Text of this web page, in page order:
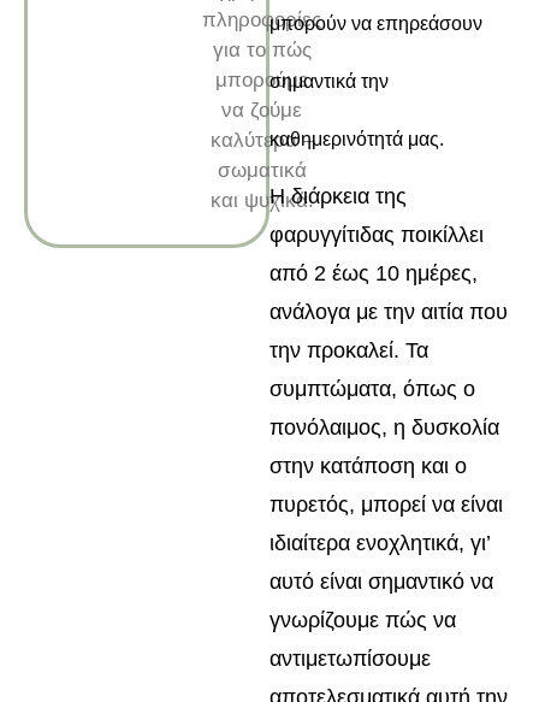
πληροφορίες
για το πώς
μπορούμε
να ζούμε
καλύτερα –
σωματικά
και ψυχικά.
μπορούν να επηρεάσουν
σημαντικά την
καθημερινότητά μας.
Η διάρκεια της
φαρυγγίτιδας ποικίλλει
από 2 έως 10 ημέρες,
ανάλογα με την αιτία που
την προκαλεί. Τα
συμπτώματα, όπως ο
πονόλαιμος, η δυσκολία
στην κατάποση και ο
πυρετός, μπορεί να είναι
ιδιαίτερα ενοχλητικά, γι’
αυτό είναι σημαντικό να
γνωρίζουμε πώς να
αντιμετωπίσουμε
αποτελεσματικά αυτή την